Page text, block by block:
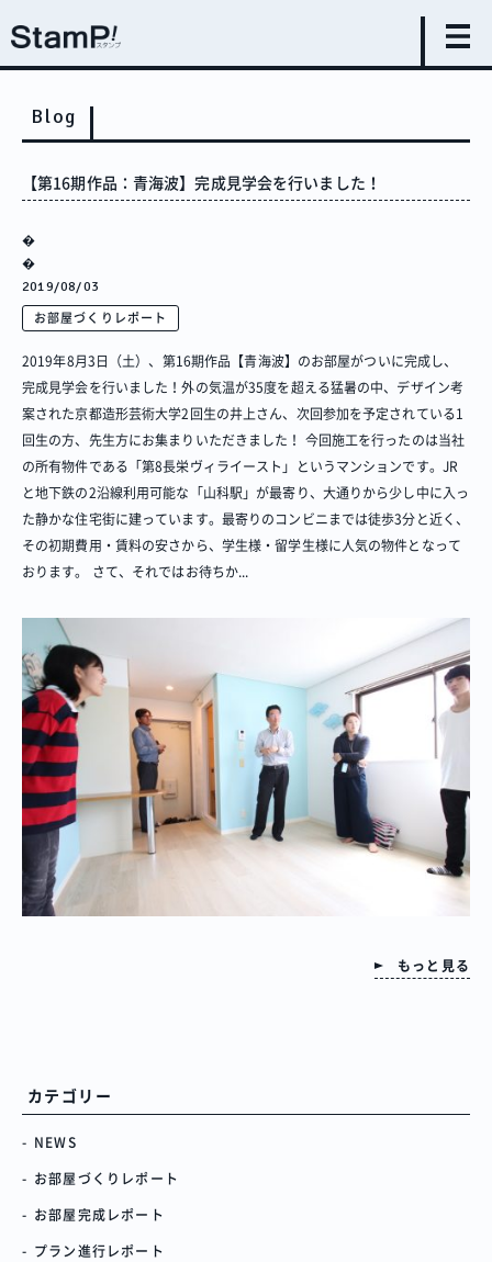
Blog
【第16期作品：青海波】完成見学会を行いました！
�
�
2019/08/03
お部屋づくりレポート
2019年8月3日（土）、第16期作品【青海波】のお部屋がついに完成し、
完成見学会を行いました！外の気温が35度を超える猛暑の中、デザイン考
案された京都造形芸術大学2回生の井上さん、次回参加を予定されている1
回生の方、先生方にお集まりいただきました！ 今回施工を行ったのは当社
の所有物件である「第8長栄ヴィライースト」というマンションです。JR
と地下鉄の2沿線利用可能な「山科駅」が最寄り、大通りから少し中に入っ
た静かな住宅街に建っています。最寄りのコンビニまでは徒歩3分と近く、
その初期費用・賃料の安さから、学生様・留学生様に人気の物件となって
おります。 さて、それではお待ちか...
もっと見る
カテゴリー
NEWS
お部屋づくりレポート
お部屋完成レポート
プラン進行レポート